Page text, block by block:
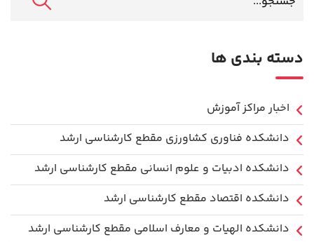
دسته بندی ها
اخبار مراکز آموزش
دانشكده فناوري كشاورزی مقطع کارشناسی ارشد
دانشکده ادبیات و علوم انسانی مقطع کارشناسی ارشد
دانشکده اقتصاد مقطع کارشناسی ارشد
دانشکده الهیات و معارف اسلامی مقطع کارشناسی ارشد